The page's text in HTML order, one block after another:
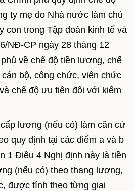
ty mẹ do Nhà nước làm chủ
con trong Tập đoàn kinh tế và
NĐ-CP ngày 28 tháng 12
về chế độ tiền lương, chế
bộ, công chức, viên chức
chế độ ưu tiên đối với kiểm
lương (nếu có) làm căn cứ
quy định tại các điểm a và b
1 Điều 4 Nghị định này là tiền
(nếu có) theo thang lương,
được tính theo từng giai